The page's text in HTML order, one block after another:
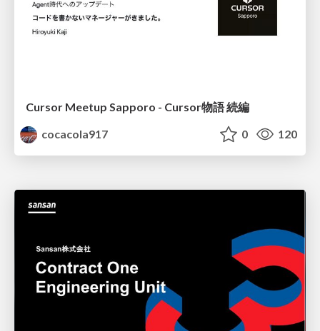
Cursor Meetup Sapporo - Cursor物語 続編
cocacola917
0 120